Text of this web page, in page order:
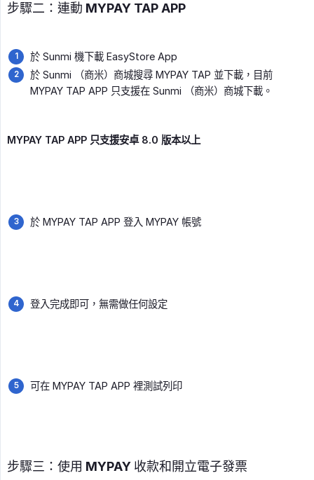
步驟二：連動 MYPAY TAP APP
於 Sunmi 機下載 EasyStore App
於 Sunmi （商米）商城搜尋 MYPAY TAP 並下載，目前
MYPAY TAP APP 只支援在 Sunmi （商米）商城下載。
MYPAY TAP APP 只支援安卓 8.0 版本以上
於 MYPAY TAP APP 登入 MYPAY 帳號
登入完成即可，無需做任何設定
可在 MYPAY TAP APP 裡測試列印
步驟三：使用 MYPAY 收款和開立電子發票